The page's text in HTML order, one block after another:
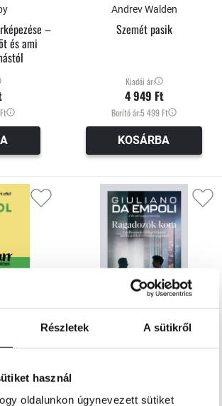
Részletek A sütikről
használ
oldalunkon úgynevezett sütiket
–
és ami
Andrev Walden
Szemét pasik
Kiadói ár:
4 949 Ft
Borító ár:5 499 Ft
KOSÁRBA
Készleten